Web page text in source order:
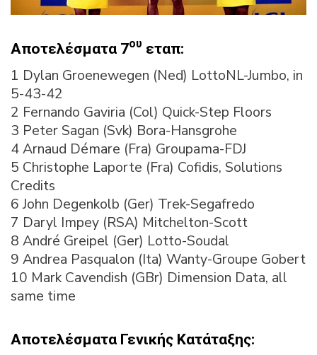
Αποτελέσματα 7ου εταπ:
1 Dylan Groenewegen (Ned) LottoNL-Jumbo, in
5-43-42
2 Fernando Gaviria (Col) Quick-Step Floors
3 Peter Sagan (Svk) Bora-Hansgrohe
4 Arnaud Démare (Fra) Groupama-FDJ
5 Christophe Laporte (Fra) Cofidis, Solutions
Credits
6 John Degenkolb (Ger) Trek-Segafredo
7 Daryl Impey (RSA) Mitchelton-Scott
8 André Greipel (Ger) Lotto-Soudal
9 Andrea Pasqualon (Ita) Wanty-Groupe Gobert
10 Mark Cavendish (GBr) Dimension Data, all
same time
Αποτελέσματα Γενικής Κατάταξης: